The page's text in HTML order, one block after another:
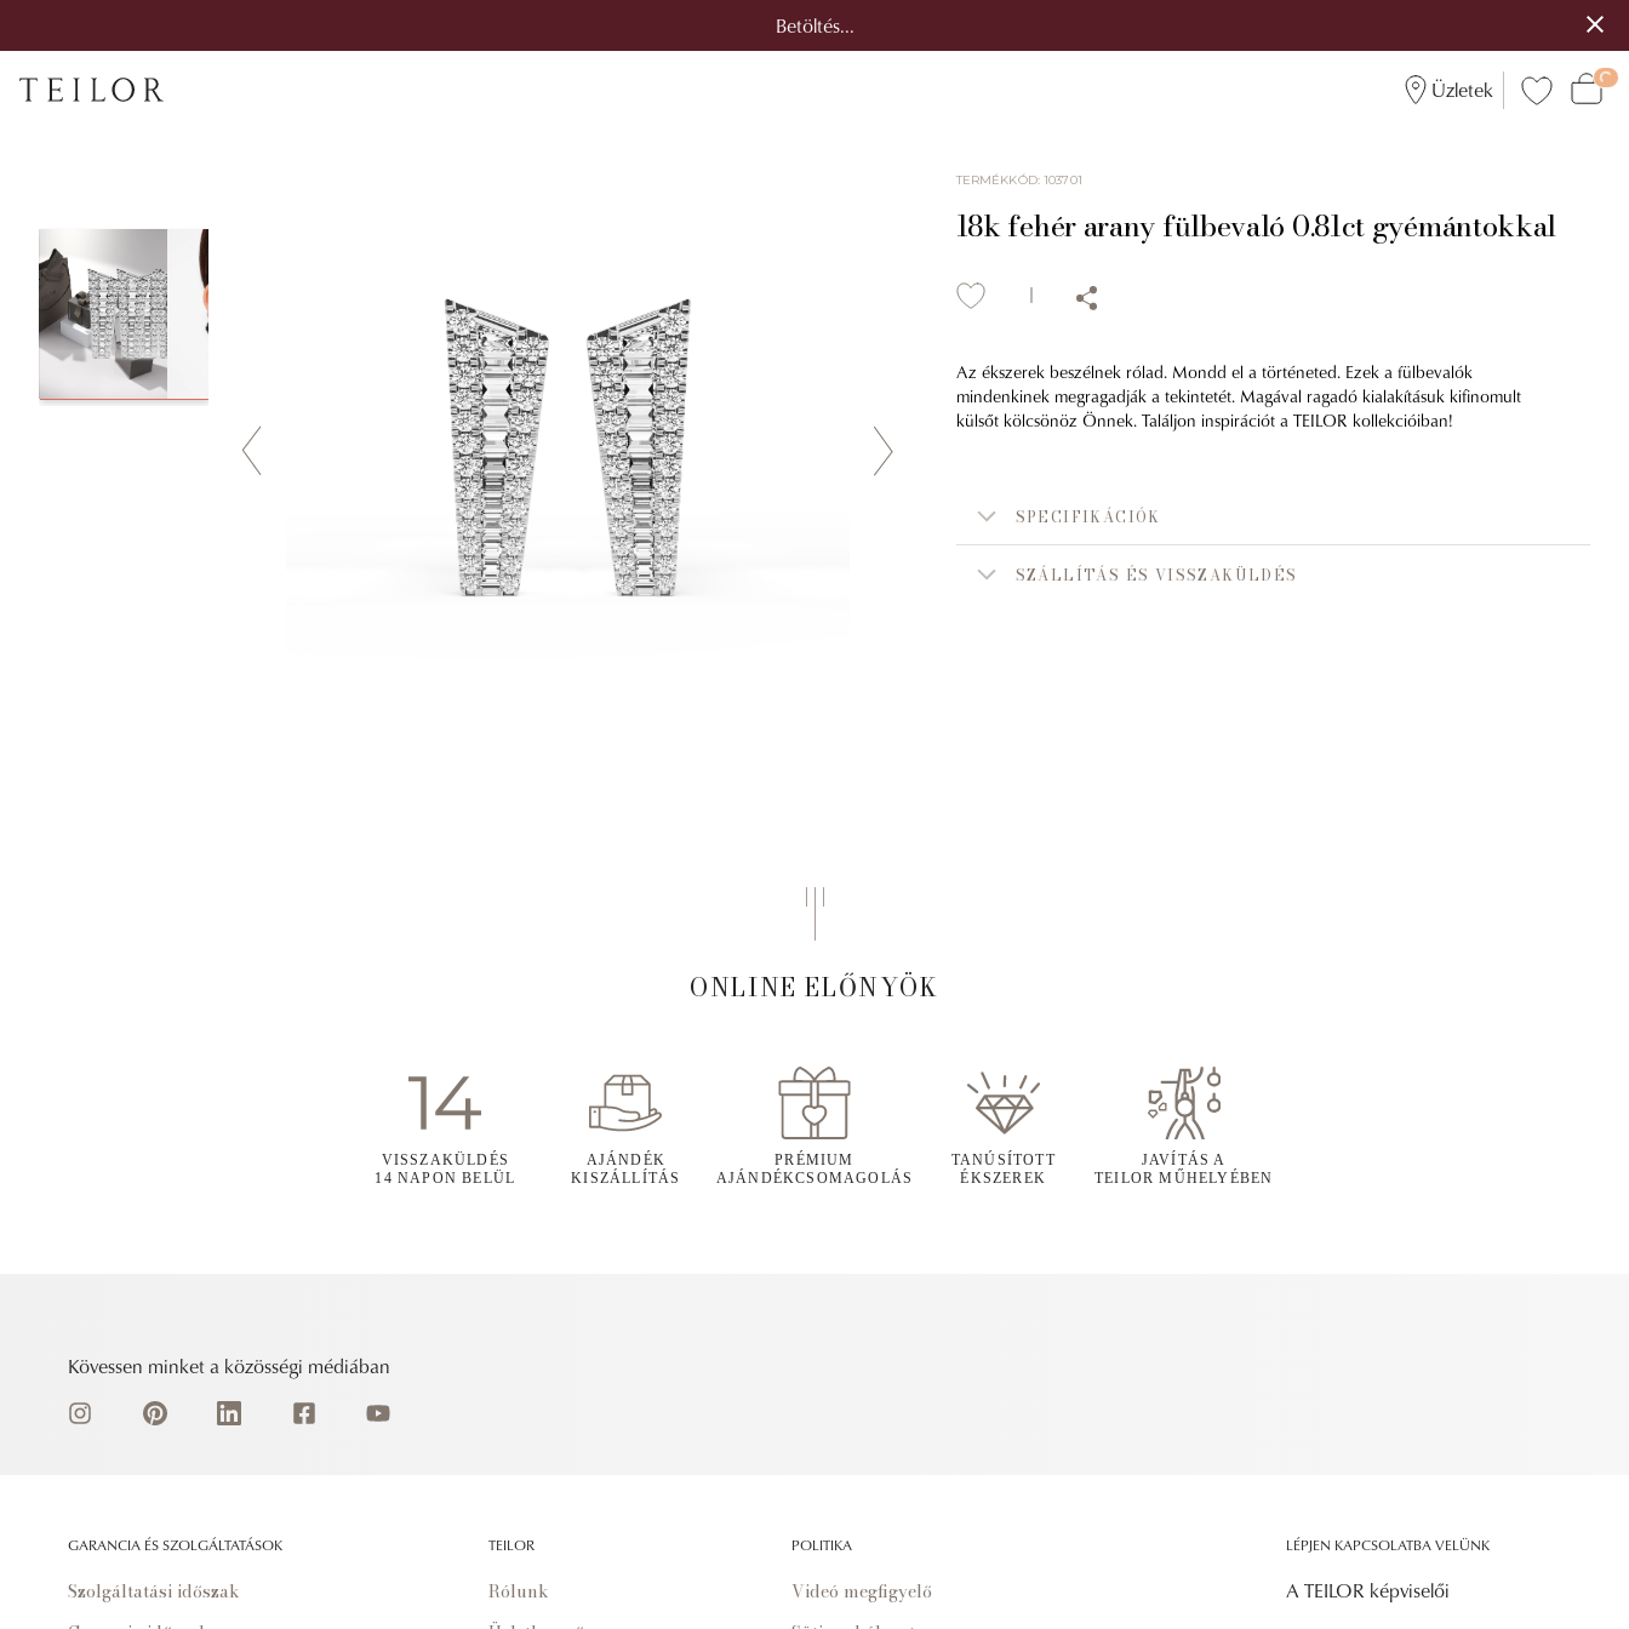
Betöltés...
Üzletek
TERMÉKKÓD:103701
18k fehér arany fülbevaló 0.81ct gyémántokkal
Az ékszerek beszélnek rólad. Mondd el a történeted. Ezek a fülbevalók
mindenkinek megragadják a tekintetét. Magával ragadó kialakításuk kifinomult
külsőt kölcsönöz Önnek. Találjon inspirációt a TEILOR kollekcióiban!
SPECIFIKÁCIÓK
SZÁLLÍTÁS ÉS VISSZAKÜLDÉS
ONLINE ELŐNYÖK
VISSZAKÜLDÉS
14 NAPON BELÜL
AJÁNDÉK
KISZÁLLÍTÁS
PRÉMIUM
AJÁNDÉKCSOMAGOLÁS
TANÚSÍTOTT
ÉKSZEREK
JAVÍTÁS A
TEILOR MŰHELYÉBEN
Kövessen minket a közösségi médiában
GARANCIA ÉS SZOLGÁLTATÁSOK
Szolgáltatási időszak
TEILOR
Rólunk
POLITIKA
Videó megfigyelő
LÉPJEN KAPCSOLATBA VELÜNK
A TEILOR képviselői